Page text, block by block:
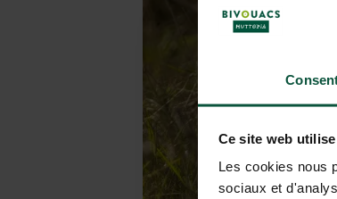
Ce site web
Les cookies nous
sociaux et